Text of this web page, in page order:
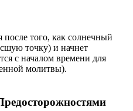
после того, как солнечный
точку) и начнет
с началом времени для
молитвы).